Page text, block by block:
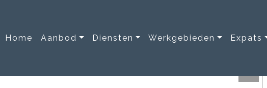
Home Aanbod Diensten Werkgebieden Expats